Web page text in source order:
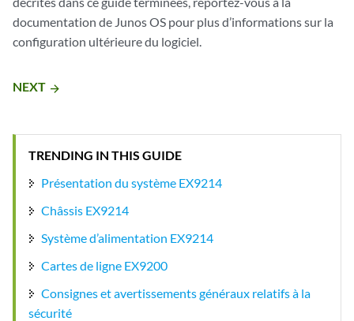
documentation de Junos OS pour plus d’informations sur la
configuration ultérieure du logiciel.
NEXT arrow_forward
TRENDING IN THIS GUIDE
Présentation du système EX9214
Châssis EX9214
Système d’alimentation EX9214
Cartes de ligne EX9200
Consignes et avertissements généraux relatifs à la
sécurité